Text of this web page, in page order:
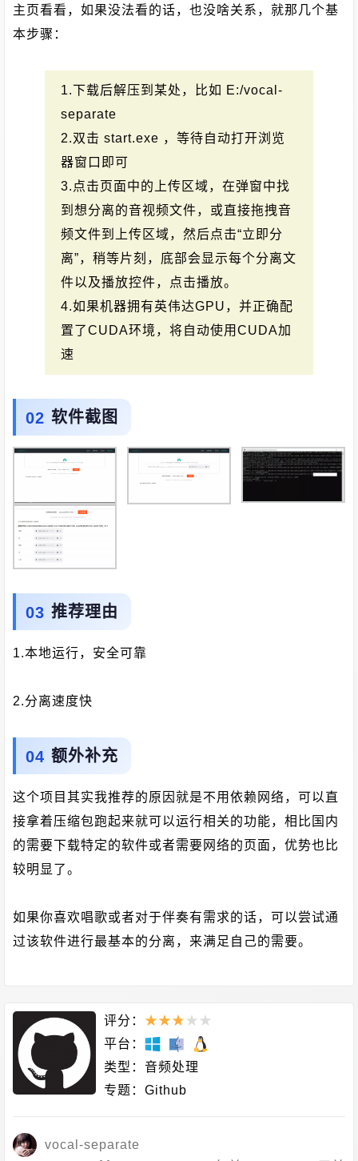
主页看看，如果没法看的话，也没啥关系，就那几个基
本步骤：
1.下载后解压到某处，比如 E:/vocal-
separate
2.双击 start.exe ，等待自动打开浏览
器窗口即可
3.点击页面中的上传区域，在弹窗中找
到想分离的音视频文件，或直接拖拽音
频文件到上传区域，然后点击“立即分
离”，稍等片刻，底部会显示每个分离文
件以及播放控件，点击播放。
4.如果机器拥有英伟达GPU，并正确配
置了CUDA环境，将自动使用CUDA加
速
软件截图
推荐理由
1.本地运行，安全可靠
2.分离速度快
额外补充
这个项目其实我推荐的原因就是不用依赖网络，可以直
接拿着压缩包跑起来就可以运行相关的功能，相比国内
的需要下载特定的软件或者需要网络的页面，优势也比
较明显了。
如果你喜欢唱歌或者对于伴奏有需求的话，可以尝试通
过该软件进行最基本的分离，来满足自己的需要。
评分： ★★★ ★ ★
平台：
类型： 音频处理
专题： Github
vocal-separate